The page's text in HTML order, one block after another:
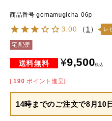
商品番号 gomamugicha-06p
3.00 （ 1） レ
宅配便
¥9,500税込
[ 190 ポイント進呈]
14時までのご注文で8月10